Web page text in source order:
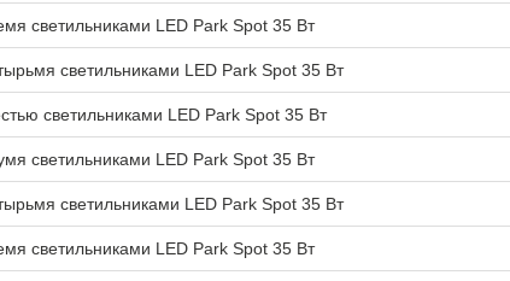
светильниками LED Park Spot 35 Вт
светильниками LED Park Spot 35 Вт
светильниками LED Park Spot 35 Вт
светильниками LED Park Spot 35 Вт
светильниками LED Park Spot 35 Вт
светильниками LED Park Spot 35 Вт